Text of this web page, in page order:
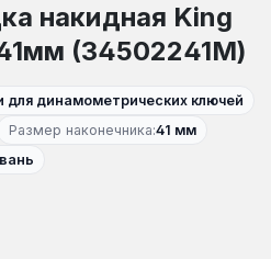
накидная King
(34502241M)
для динамометрических ключей
Размер наконечника:41 мм